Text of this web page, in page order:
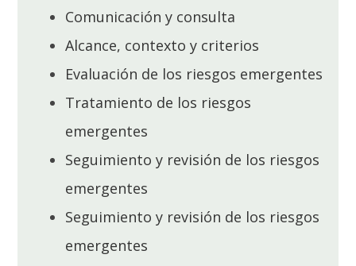
Comunicación y consulta
Alcance, contexto y criterios
Evaluación de los riesgos emergentes
Tratamiento de los riesgos
emergentes
Seguimiento y revisión de los riesgos
emergentes
Seguimiento y revisión de los riesgos
emergentes